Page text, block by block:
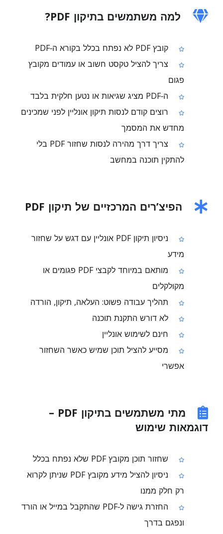
למה משתמשים בתיקון PDF?
קובץ PDF לא נפתח בכלל בקורא ה‑PDF
צריך להציל טקסט חשוב או עמודים מקובץ
פגום
ה‑PDF מציג שגיאות או נטען חלקית בלבד
רוצים קודם לנסות תיקון אונליין לפני שמכינים
מחדש את המסמך
צריך דרך מהירה לנסות שחזור PDF בלי
להתקין תוכנה במחשב
הפיצ’רים המרכזיים של תיקון PDF
ניסיון תיקון PDF אונליין עם דגש על שחזור
מידע
מותאם במיוחד לקבצי PDF פגומים או
מקולקלים
תהליך עבודה פשוט: העלאה, תיקון, הורדה
לא דורש התקנת תוכנה
חינם לשימוש אונליין
מסייע להציל תוכן שמיש כאשר השחזור
אפשרי
מתי משתמשים בתיקון PDF –
דוגמאות שימוש
שחזור תוכן מקובץ PDF שלא נפתח בכלל
ניסיון להציל מידע מקובץ PDF שניתן לקרוא
רק חלק ממנו
החזרת גישה ל‑PDF שהתקבל במייל או הורד
ונפגם בדרך